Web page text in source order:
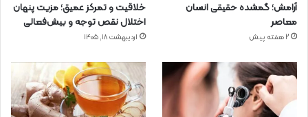
آرامش؛ گمشده حقیقی انسان
معاصر
2 هفته پیش
خلاقیت و تمرکز عمیق؛ مزیت پنهان
اختلال نقص توجه و بیش‌فعالی
اردیبهشت ۱۸, ۱۴۰۵